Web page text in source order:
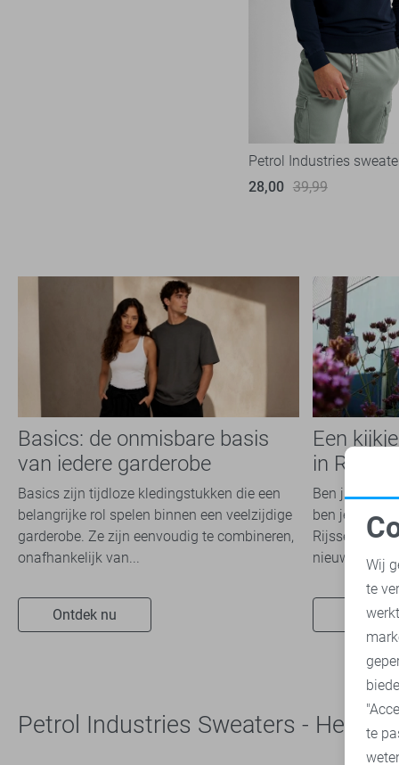
Petrol Industries
28,00 39,99
Basics: de onmisbare basis
van iedere garderobe
Basics zijn tijdloze kledingstukken die een
belangrijke rol spelen binnen een veelzijdige
garderobe. Ze zijn eenvoudig te combineren,
onafhankelijk van...
Ontdek nu
Een
in Rijssen
Ben jij die
ben je nog
Rijssen
Ontdek
Petrol Industries Sweaters - Heren
Wij
te
te